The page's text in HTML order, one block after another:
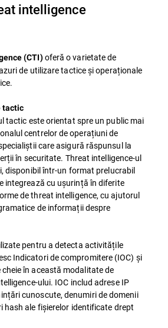
intelligence
(CTI)oferă o varietate de
de utilizare tactice și operaționale
tactic
tactic este orientat spre un public mai
centrelor de operațiuni de
care asigură răspunsul la
în securitate. Threat intelligence-ul
disponibil într-un format prelucrabil
integrează cu ușurință în diferite
de threat intelligence, cu ajutorul
de informații despre
pentru a detecta activitățile
Indicatori de compromitere (IOC) și
în această modalitate de
ului. IOC includ adrese IP
cunoscute, denumiri de domenii
hash ale fișierelor identificate drept